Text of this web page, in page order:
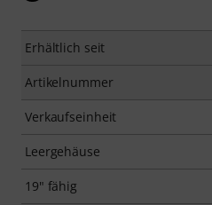
Erhältlich seit
Artikelnummer
Verkaufseinheit
Leergehäuse
19" fähig